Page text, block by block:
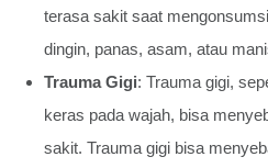
terasa sakit saat
dingin, panas, asam, atau
Trauma Gigi: Trauma gigi,
keras pada wajah, bisa
sakit. Trauma gigi bisa